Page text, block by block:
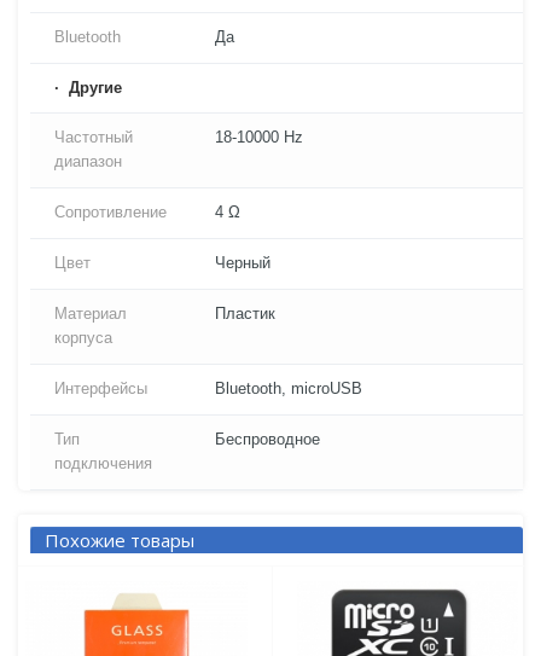
Bluetooth Да
Другие
Частотный
диапазон
18-10000 Hz
Сопротивление 4 Ω
Цвет Черный
Материал
корпуса
Пластик
Интерфейсы Bluetooth, microUSB
Тип
подключения
Беспроводное
Похожие товары